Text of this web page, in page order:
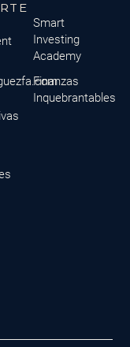
Smart
Investing
Academy
Finanzas
Inquebrantables